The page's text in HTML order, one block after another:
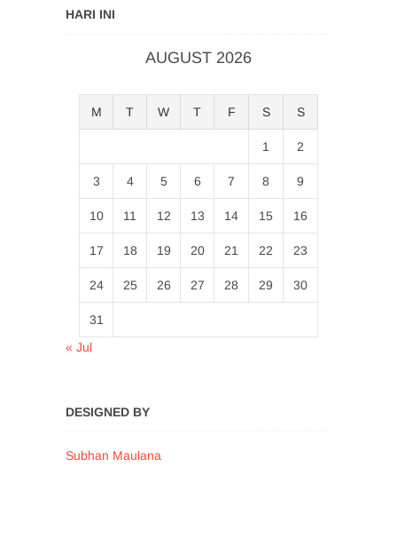
HARI INI
AUGUST 2026
M T W T F S S
1 2
3 4 5 6 7 8 9
10 11 12 13 14 15 16
17 18 19 20 21 22 23
24 25 26 27 28 29 30
31
« Jul
DESIGNED BY
Subhan Maulana